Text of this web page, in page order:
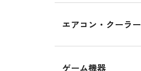
エアコン・クーラー
ゲーム機器